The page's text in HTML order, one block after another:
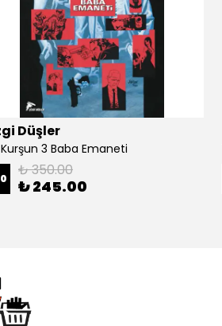
Düşler
Kurşun 3 Baba Emaneti
₺ 350.00
₺ 245.00